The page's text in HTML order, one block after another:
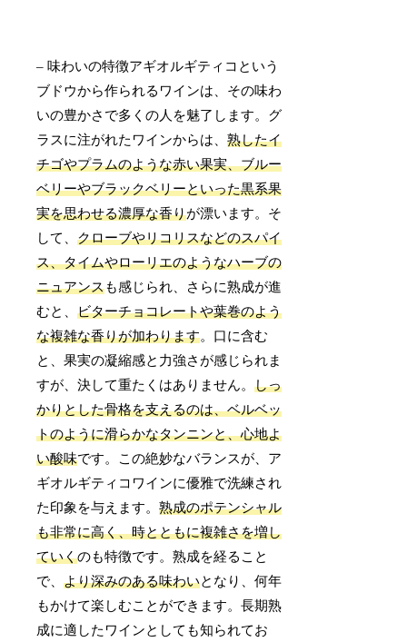
– 味わいの特徴アギオルギティコという
ブドウから作られるワインは、その味わ
いの豊かさで多くの人を魅了します。グ
ラスに注がれたワインからは、熟したイ
チゴやプラムのような赤い果実、ブルー
ベリーやブラックベリーといった黒系果
実を思わせる濃厚な香りが漂います。そ
して、クローブやリコリスなどのスパイ
ス、タイムやローリエのようなハーブの
ニュアンスも感じられ、さらに熟成が進
むと、ビターチョコレートや葉巻のよう
な複雑な香りが加わります。口に含む
と、果実の凝縮感と力強さが感じられま
すが、決して重たくはありません。しっ
かりとした骨格を支えるのは、ベルベッ
トのように滑らかなタンニンと、心地よ
い酸味です。この絶妙なバランスが、ア
ギオルギティコワインに優雅で洗練され
た印象を与えます。熟成のポテンシャル
も非常に高く、時とともに複雑さを増し
ていくのも特徴です。熟成を経ること
で、より深みのある味わいとなり、何年
もかけて楽しむことができます。長期熟
成に適したワインとしても知られてお